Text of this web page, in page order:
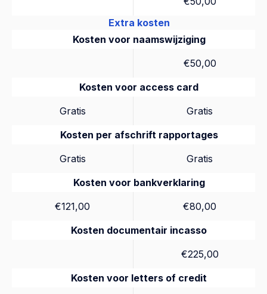
Extra kosten
Kosten voor naamswijziging
€50,00
Kosten voor access card
Gratis
Gratis
Kosten per afschrift rapportages
Gratis
Gratis
Kosten voor bankverklaring
€121,00
€80,00
Kosten documentair incasso
€225,00
Kosten voor letters of credit